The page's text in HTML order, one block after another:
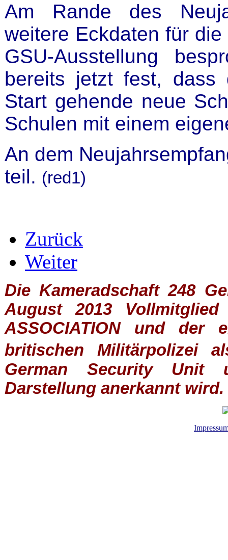
Am Rande des
weitere Eckdaten für
GSU-Ausstellung
bereits jetzt fest,
Start gehende neue
Schulen mit einem
An dem
teil. (red1)
Zurück
Weiter
Die Kameradschaft 248
August 2013
ASSOCIATIONund der
britischen
Militärpolizei
German Security Unit
Darstellung anerkannt wird.